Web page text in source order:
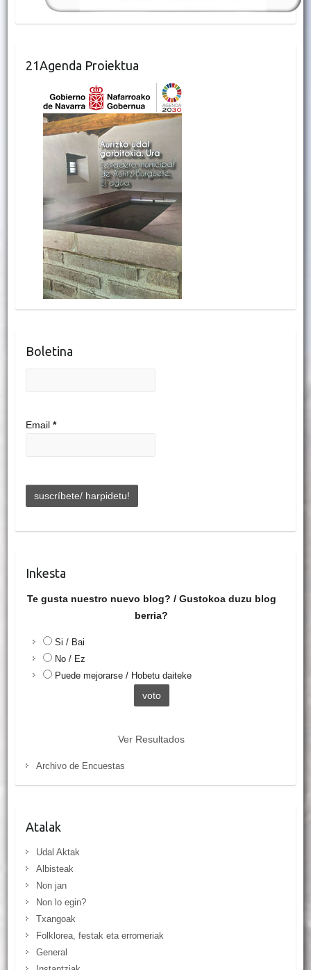
21Agenda Proiektua
Boletina
Email *
Inkesta
Te gusta nuestro nuevo blog? / Gustokoa duzu blog
berria?
Si / Bai
No / Ez
Puede mejorarse / Hobetu daiteke
Ver Resultados
Archivo de Encuestas
Atalak
Udal Aktak
Albisteak
Non jan
Non lo egin?
Txangoak
Folklorea, festak eta erromeriak
General